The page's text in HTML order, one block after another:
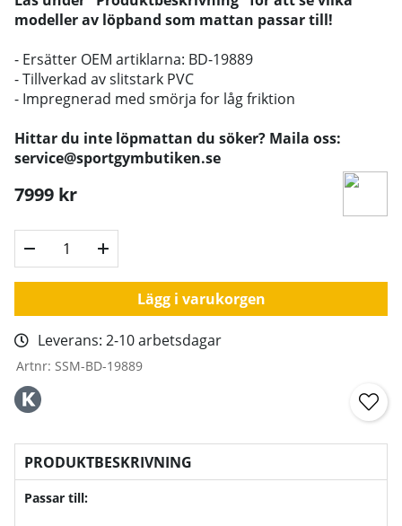
modeller av löpband som mattan passar till!
- Ersätter OEM artiklarna: BD-19889
- Tillverkad av slitstark PVC
- Impregnerad med smörja for låg friktion
Hittar du inte löpmattan du söker? Maila oss:
service@sportgymbutiken.se
7999 kr
Lägg i varukorgen
Leverans: 2-10 arbetsdagar
Artnr: SSM-BD-19889
PRODUKTBESKRIVNING
Passar till: